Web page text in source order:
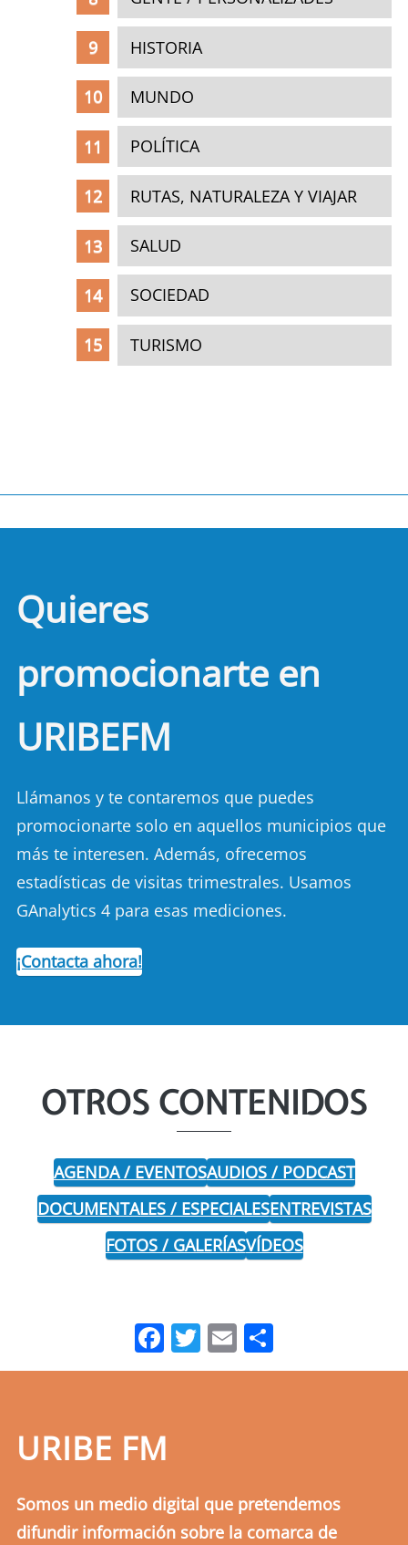
HISTORIA
MUNDO
POLÍTICA
RUTAS, NATURALEZA Y VIAJAR
SALUD
SOCIEDAD
TURISMO
Quieres
promocionarte en
URIBEFM
Llámanos y te contaremos que puedes
promocionarte solo en aquellos municipios que
más te interesen. Además, ofrecemos
estadísticas de visitas trimestrales. Usamos
GAnalytics 4 para esas mediciones.
¡Contacta ahora!
OTROS CONTENIDOS
AGENDA / EVENTOSAUDIOS / PODCAST
DOCUMENTALES / ESPECIALESENTREVISTAS
FOTOS / GALERÍASVÍDEOS
Facebook
Twitter
Email
URIBE FM
Somos un medio digital que pretendemos
difundir información sobre la comarca de